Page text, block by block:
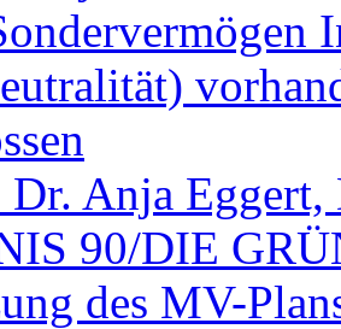
Dr. Anja
90/DIE
des MV-